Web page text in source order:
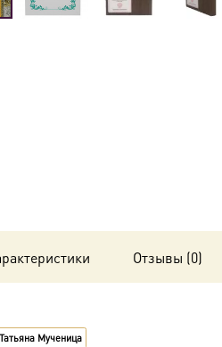
Отзывы (0)
Татьяна Мученица